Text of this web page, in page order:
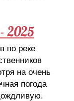
2025
по реке
на очень
погода